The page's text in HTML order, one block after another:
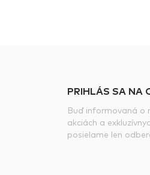
PRIHLÁS SA NA
Buď informovaná o
akciách a
posielame len